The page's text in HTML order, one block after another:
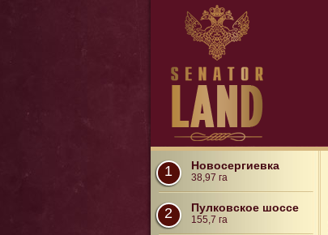
1 Новосергиевка
38,97 га
2 Пулковское шоссе
155,7 га